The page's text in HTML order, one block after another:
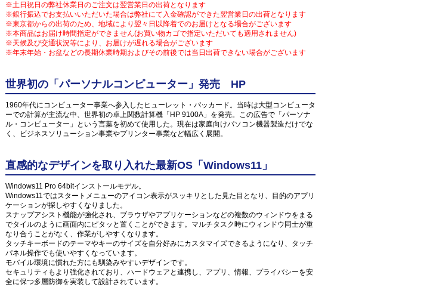
※土日祝日の弊社休業日のご注文は翌営業日の出荷となります
※銀行振込でお支払いいただいた場合は弊社にて入金確認ができた翌営業日の出荷となります
※東京都からの出荷のため、地域により翌々日以降着でのお届けとなる場合がございます
※本商品はお届け時間指定ができません(お買い物カゴで指定いただいても適用されません)
※天候及び交通状況等により、お届けが遅れる場合がございます
※年末年始・お盆などの長期休業時期およびその前後では当日出荷できない場合がございます
世界初の「パーソナルコンピューター」発売 HP
1960年代にコンピューター事業へ参入したヒューレット・パッカード。当時は大型コンピュータ
ーでの計算が主流な中、世界初の卓上関数計算機「HP 9100A」を発売。この広告で「パーソナ
ル・コンピューター」という言葉を初めて使用した。現在は家庭向けパソコン機器製造だけでな
く、ビジネスソリューション事業やプリンター事業など幅広く展開。
直感的なデザインを取り入れた最新OS「Windows11」
Windows11 Pro 64bitインストールモデル。
Windows11ではスタートメニューのアイコン表示がスッキリとした見た目となり、目的のアプリ
ケーションが探しやすくなりました。
スナップアシスト機能が強化され、ブラウザやアプリケーションなどの複数のウィンドウをまる
でタイルのように画面内にピタッと置くことができます。マルチタスク時にウィンドウ同士が重
なり合うことがなく、作業がしやすくなります。
タッチキーボードのテーマやキーのサイズを自分好みにカスタマイズできるようになり、タッチ
パネル操作でも使いやすくなっています。
モバイル環境に慣れた方にも馴染みやすいデザインです。
セキュリティもより強化されており、ハードウェアと連携し、アプリ、情報、プライバシーを安
全に保つ多層防御を実装して設計されています。